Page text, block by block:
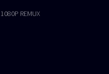
1080P REMUX